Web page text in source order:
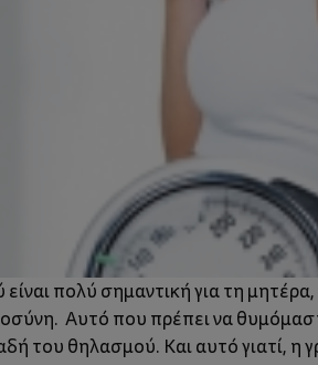
πολύ σημαντική για τη μητέρα,
Αυτό που πρέπει να
του θηλασμού. Και αυτό γιατί, η